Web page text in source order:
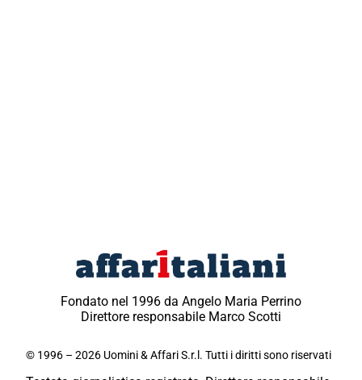
Fondato nel 1996 da Angelo Maria Perrino
Direttore responsabile Marco Scotti
© 1996 – 2026 Uomini & Affari S.r.l. Tutti i diritti sono riservati